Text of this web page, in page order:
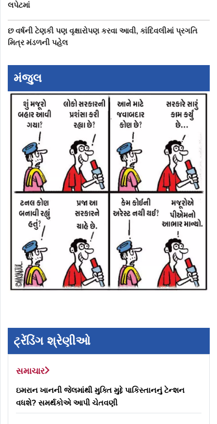
લપેટમાં
છ વર્ષની ટેણકી પણ વૃક્ષારોપણ કરવા આવી, કાંદિવલીમાં પ્રગતિ
મિત્ર મંડળની પહેલ
મંજુલ
ટ્રેંડિંગ શ્રેણીઓ
સમાચાર
ઇમરાન ખાનની જેલમાંથી મુક્તિ મુદ્દે પાકિસ્તાનનું ટેન્શન
વધશે? સમર્થકોએ આપી ચેતવણી